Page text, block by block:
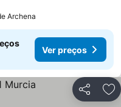
Archena
Ver preços
Partilhar